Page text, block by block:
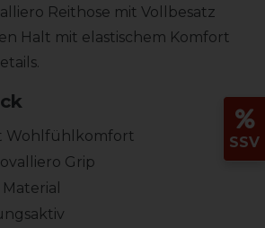
Reithose mit Vollbesatz
Halt mit elastischem Komfort
Wohlfühlkomfort
Grip
SSV